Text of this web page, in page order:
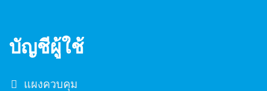
บัญชีผู้ใช้
แผงควบคุม